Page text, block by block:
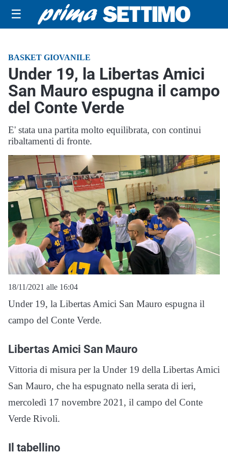
☰
BASKET GIOVANILE
Under 19, la Libertas Amici
San Mauro espugna il campo
del Conte Verde
E' stata una partita molto equilibrata, con continui
ribaltamenti di fronte.
18/11/2021 alle 16:04
Under 19, la Libertas Amici San Mauro espugna il
campo del Conte Verde.
Libertas Amici San Mauro
Vittoria di misura per la Under 19 della Libertas Amici
San Mauro, che ha espugnato nella serata di ieri,
mercoledì 17 novembre 2021, il campo del Conte
Verde Rivoli.
Il tabellino